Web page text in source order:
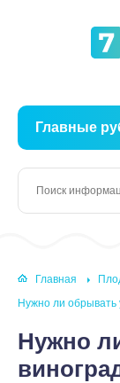
Главные
Главная
Нужно ли обрывать
Нужно